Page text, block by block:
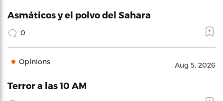
Asmáticos y el polvo del Sahara
0
Opinions Aug 5, 2026
Terror a las 10 AM